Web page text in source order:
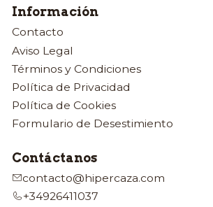
Información
Contacto
Aviso Legal
Términos y Condiciones
Política de Privacidad
Política de Cookies
Formulario de Desestimiento
Contáctanos
contacto@hipercaza.com
+34926411037